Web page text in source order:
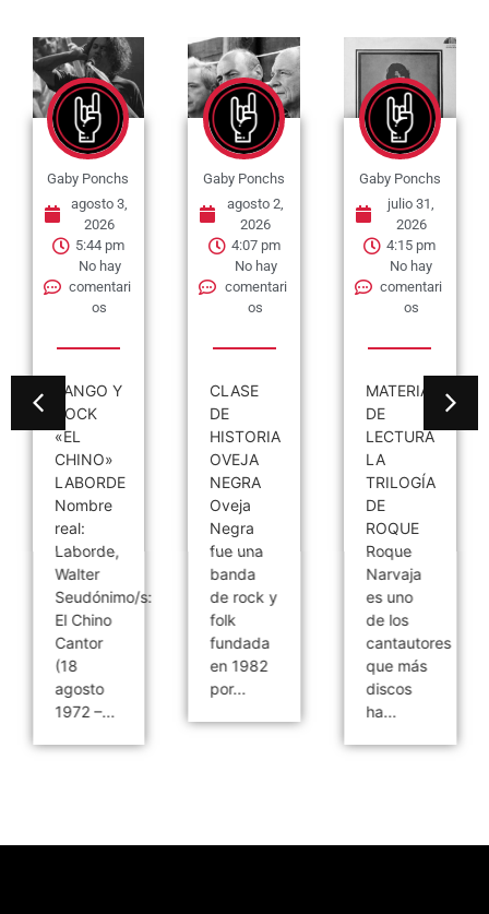
Gaby Ponchs
agosto 3,
2026
5:44 pm
No hay
comentari
os
TANGO Y
ROCK
«EL
CHINO»
LABORDE
Nombre
real:
Laborde,
Walter
Seudónimo/s:
El Chino
Cantor
(18
agosto
1972 –...
Gaby Ponchs
agosto 2,
2026
4:07 pm
No hay
comentari
os
CLASE
DE
HISTORIA
OVEJA
NEGRA
Oveja
Negra
fue una
banda
de rock y
folk
fundada
en 1982
por...
Gaby Ponchs
julio 31,
2026
4:15 pm
No hay
comentari
os
MATERIAL
DE
LECTURA
LA
TRILOGÍA
DE
ROQUE
Roque
Narvaja
es uno
de los
cantautores
que más
discos
ha...